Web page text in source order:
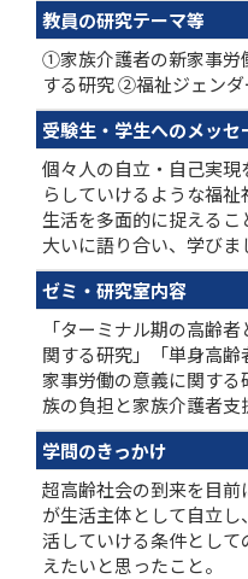
教員の研究テーマ等
①家族介護者の新家事労
する研究 ②福祉ジェン
受験生・学生へのメッセ
個々人の自立・自己実
らしていけるような福
生活を多面的に捉えるこ
大いに語り合い、学びま
ゼミ・研究室内容
「ターミナル期の高齢
関する研究」「単身高
家事労働の意義に関す
族の負担と家族介護者
学問のきっかけ
超高齢社会の到来を目前
が生活主体として自立
活していける条件とし
えたいと思ったこと。